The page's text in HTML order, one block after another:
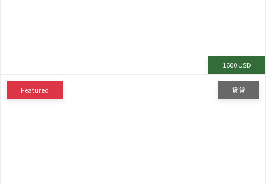
1600 USD
賃貸
Featured